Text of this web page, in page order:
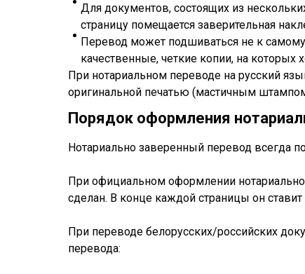
Для документов, состоящих из
страницу помещается заверительная
Перевод может подшиваться не к
качественные, четкие копии, на которых
При нотариальном переводе на русский
оригинальной печатью (мастичным
Порядок оформления
Нотариально заверенный перевод всегда
При официальном оформлении
сделан. В конце каждой страницы он
При переводе белорусских/российских
перевода: